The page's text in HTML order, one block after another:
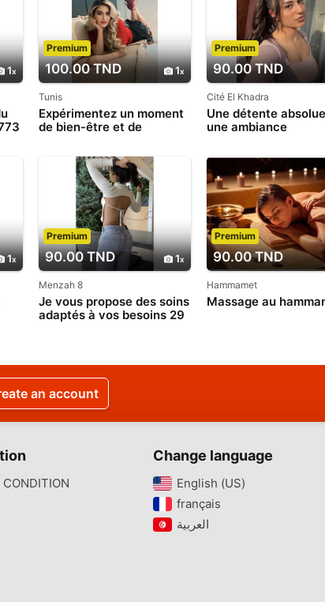
1 100.00 TND 1
Premium
Tunis
Expérimentez un moment
de bien-être et de
696 642
90.00 TND
Premium
Cité El Khadra
Une détente
une ambiance
1 90.00 TND 1
Premium
Menzah 8
Je vous propose des soins
adaptés à vos besoins 29
90.00 TND
Premium
Hammamet
Massage au
an account
CONDITION
Change language
English (US)‎
français‎